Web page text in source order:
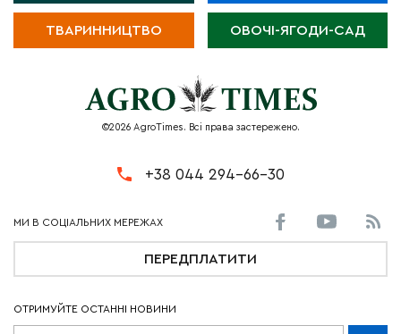
ТВАРИННИЦТВО ОВОЧІ-ЯГОДИ-САД
©2026 AgroTimes. Всі права застережено.
+38 044 294-66-30
ПЕРЕДПЛАТИТИ
ОТРИМУЙТЕ ОСТАННІ НОВИНИ